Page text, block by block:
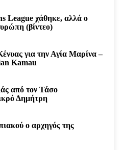
League χάθηκε, αλλά ο
(βίντεο)
για την Αγία Μαρίνα –
Kamau
από τον Τάσο
Δημήτρη
ο αρχηγός της